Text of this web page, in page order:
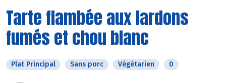
Tarte flambée aux lardons
fumés et chou blanc
Plat Principal Sans porc Végétarien 0